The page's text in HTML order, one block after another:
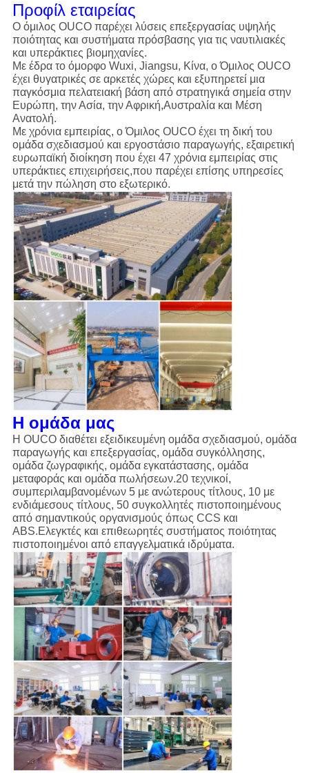
Προφίλ εταιρείας
Ο όμιλος OUCO παρέχει λύσεις επεξεργασίας υψηλής
ποιότητας και συστήματα πρόσβασης για τις ναυτιλιακές
και υπεράκτιες βιομηχανίες.
Με έδρα το όμορφο Wuxi, Jiangsu, Κίνα, ο Όμιλος OUCO
έχει θυγατρικές σε αρκετές χώρες και εξυπηρετεί μια
παγκόσμια πελατειακή βάση από στρατηγικά σημεία στην
Ευρώπη, την Ασία, την Αφρική,Αυστραλία και Μέση
Ανατολή.
Με χρόνια εμπειρίας, ο Όμιλος OUCO έχει τη δική του
ομάδα σχεδιασμού και εργοστάσιο παραγωγής, εξαιρετική
ευρωπαϊκή διοίκηση που έχει 47 χρόνια εμπειρίας στις
υπεράκτιες επιχειρήσεις,που παρέχει επίσης υπηρεσίες
μετά την πώληση στο εξωτερικό.
Η ομάδα μας
Η OUCO διαθέτει εξειδικευμένη ομάδα σχεδιασμού, ομάδα
παραγωγής και επεξεργασίας, ομάδα συγκόλλησης,
ομάδα ζωγραφικής, ομάδα εγκατάστασης, ομάδα
μεταφοράς και ομάδα πωλήσεων.20 τεχνικοί,
συμπεριλαμβανομένων 5 με ανώτερους τίτλους, 10 με
ενδιάμεσους τίτλους, 50 συγκολλητές πιστοποιημένους
από σημαντικούς οργανισμούς όπως CCS και
ABS.Ελεγκτές και επιθεωρητές συστήματος ποιότητας
πιστοποιημένοι από επαγγελματικά ιδρύματα.